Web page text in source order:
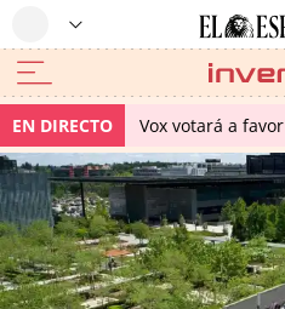
EN DIRECTO Vox votará a